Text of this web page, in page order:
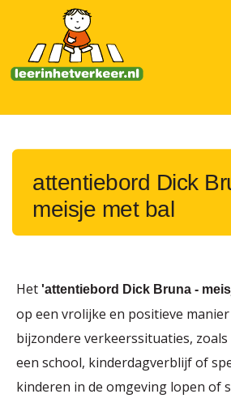
attentiebord Dick
meisje met bal
Het 'attentiebord Dick Bruna -
op een vrolijke en positieve
bijzondere verkeerssituaties,
een school, kinderdagverblijf of
kinderen in de omgeving lopen of